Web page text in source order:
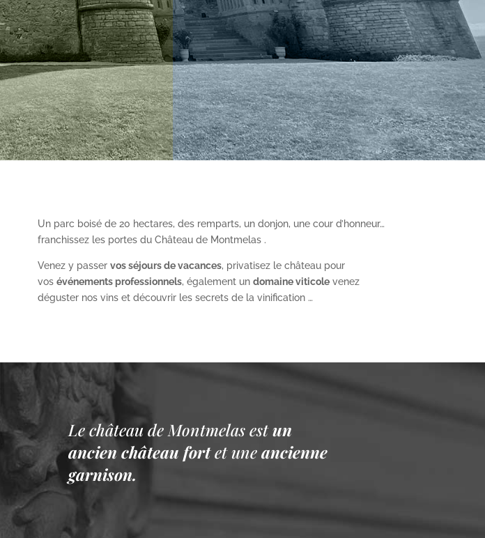
Un parc boisé de 20 hectares, des remparts, un donjon, une cour d’honneur…
franchissez les portes du Château de Montmelas .
Venez y passer vos séjours de vacances, privatisez le château pour
vos événements professionnels, également un domaine viticolevenez
déguster nos vins et découvrir les secrets de la vinification …
Le château de Montmelas est un
ancien château fort et une ancienne
garnison.